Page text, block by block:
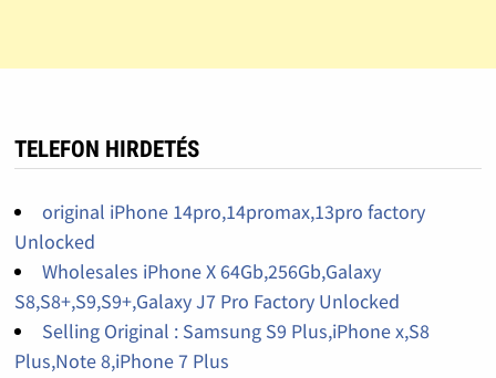
TELEFON HIRDETÉS
original iPhone 14pro,14promax,13pro factory
Unlocked
Wholesales iPhone X 64Gb,256Gb,Galaxy
S8,S8+,S9,S9+,Galaxy J7 Pro Factory Unlocked
Selling Original : Samsung S9 Plus,iPhone x,S8
Plus,Note 8,iPhone 7 Plus